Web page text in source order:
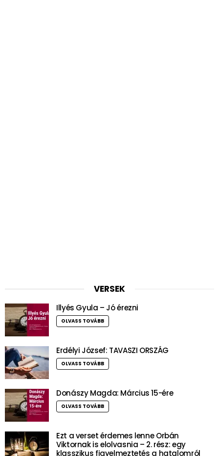
VERSEK
Illyés Gyula – Jó érezni
OLVASS TOVÁBB
Erdélyi József: TAVASZI ORSZÁG
OLVASS TOVÁBB
Donászy Magda: Március 15-ére
OLVASS TOVÁBB
Ezt a verset érdemes lenne Orbán
Viktornak is elolvasnia – 2. rész: egy
klasszikus figyelmeztetés a hatalomról